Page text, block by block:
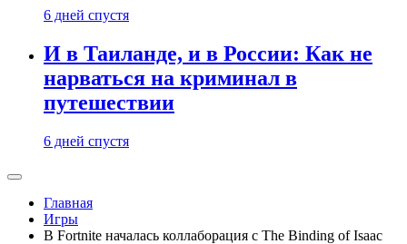
6 дней спустя
И в Таиланде, и в России: Как не
нарваться на криминал в
путешествии
6 дней спустя
Главная
Игры
В Fortnite началась коллаборация с The Binding of Isaac